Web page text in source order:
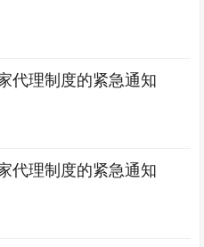
代理制度的紧急通知
代理制度的紧急通知